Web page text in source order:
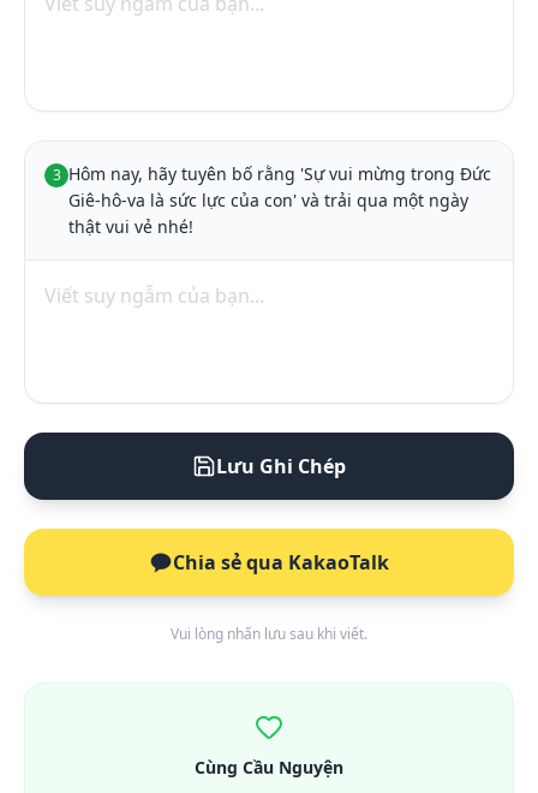
3 Hôm nay, hãy tuyên bố rằng 'Sự vui mừng trong Đức
Giê-hô-va là sức lực của con' và trải qua một ngày
thật vui vẻ nhé!
Lưu Ghi Chép
Chia sẻ qua KakaoTalk
Vui lòng nhấn lưu sau khi viết.
Cùng Cầu Nguyện